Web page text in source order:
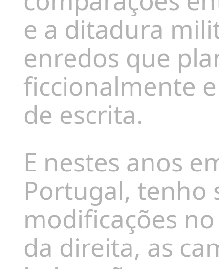
e a ditadura
enredos que
ficcionalmente
de escrita.
E nestes anos
Portugal, tenho
modificações
da direita, as